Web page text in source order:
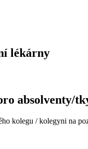
lékárny
absolventy/
kolegu / kolegyni na